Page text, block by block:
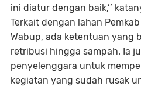
ini diatur dengan baik,’’
Terkait dengan lahan
Wabup, ada ketentuan yang
retribusi hingga sampah. Ia
penyelenggara untuk
kegiatan yang sudah rusak